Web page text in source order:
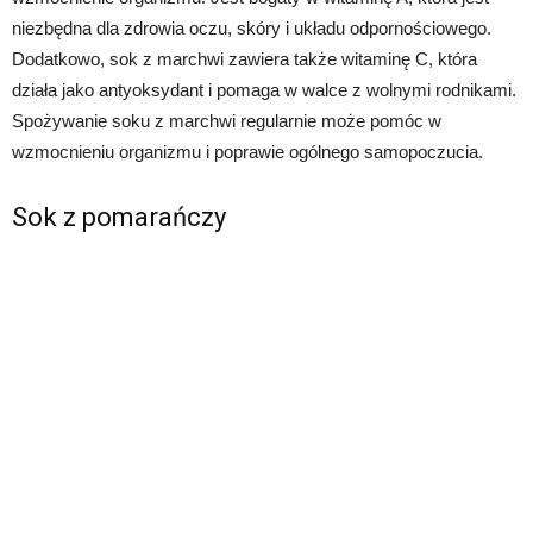
niezbędna dla zdrowia oczu, skóry i układu odpornościowego.
Dodatkowo, sok z marchwi zawiera także witaminę C, która
działa jako antyoksydant i pomaga w walce z wolnymi rodnikami.
Spożywanie soku z marchwi regularnie może pomóc w
wzmocnieniu organizmu i poprawie ogólnego samopoczucia.
Sok z pomarańczy